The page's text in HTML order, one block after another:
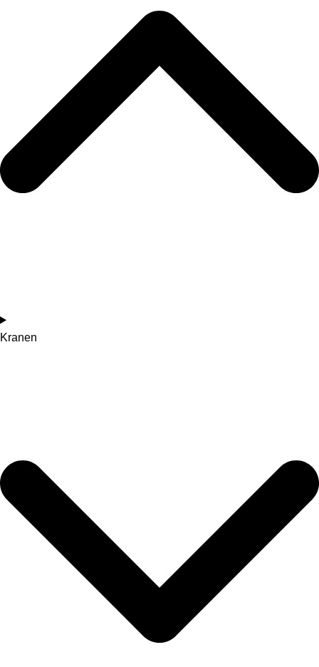
Kranen